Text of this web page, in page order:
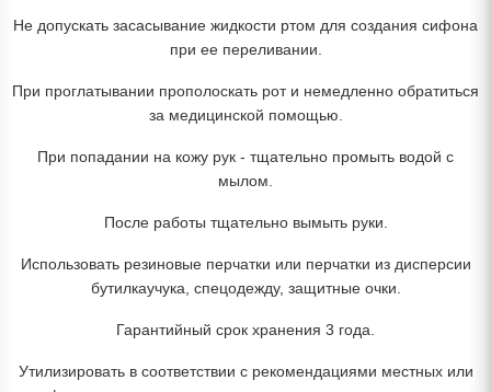
Не допускать засасывание жидкости ртом для создания сифона
при ее переливании.
При проглатывании прополоскать рот и немедленно обратиться
за медицинской помощью.
При попадании на кожу рук - тщательно промыть водой с
мылом.
После работы тщательно вымыть руки.
Использовать резиновые перчатки или перчатки из дисперсии
бутилкаучука, спецодежду, защитные очки.
Гарантийный срок хранения 3 года.
Утилизировать в соответствии с рекомендациями местных или